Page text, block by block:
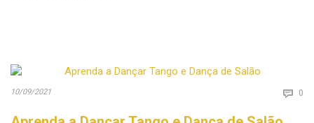
10/09/2021  0